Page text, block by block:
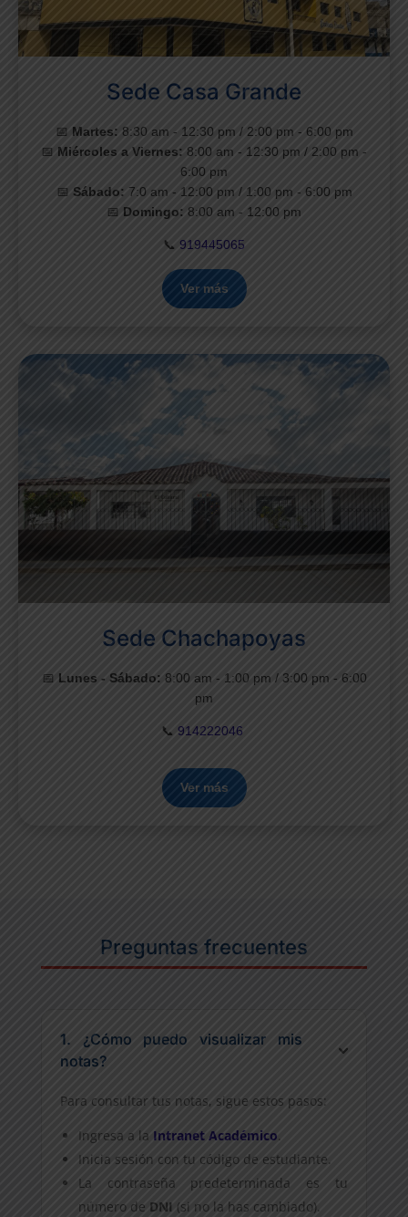
Sede Casa Grande
📅 Martes: 8:30 am - 12:30 pm / 2:00 pm - 6:00 pm
📅 Miércoles a Viernes: 8:00 am - 12:30 pm / 2:00 pm -
6:00 pm
📅 Sábado: 7:0 am - 12:00 pm / 1:00 pm - 6:00 pm
📅 Domingo: 8:00 am - 12:00 pm
📞 919445065
Ver más
Sede Chachapoyas
📅 Lunes - Sábado: 8:00 am - 1:00 pm / 3:00 pm - 6:00
pm
📞 914222046
Ver más
Preguntas frecuentes
1. ¿Cómo puedo visualizar mis
notas?
Para consultar tus notas, sigue estos pasos:
Ingresa a la Intranet Académico.
Inicia sesión con tu código de estudiante.
La contraseña predeterminada es tu
número de DNI (si no la has cambiado).